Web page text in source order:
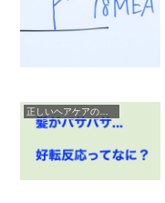
正しいヘアケアの仕方